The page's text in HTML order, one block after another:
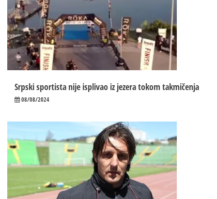
Srpski sportista nije isplivao iz jezera tokom takmičenja
08/08/2024